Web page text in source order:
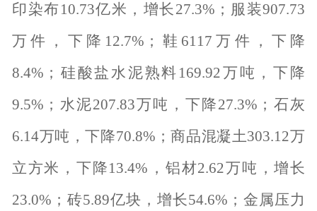
印染布 10.73亿米，增长 27.3% ；服装907.73
万件，下降 12.7% ；鞋 6117 万件，下降
8.4% ；硅酸盐水泥熟料 169.92万吨，下降
9.5% ；水泥207.83万吨，下降27.3% ；石灰
6.14万吨，下降70.8% ；商品混凝土303.12万
立方米，下降13.4% ，铝材2.62万吨，增长
23.0% ；砖5.89亿块，增长54.6% ；金属压力